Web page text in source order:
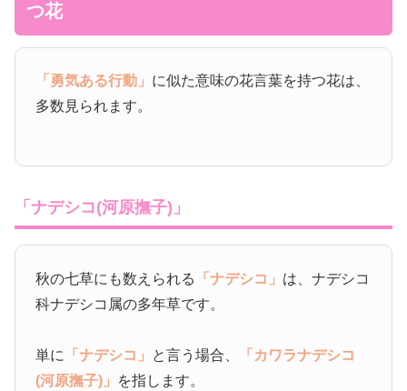
つ花
「勇気ある行動」 に似た意味の花言葉を持つ花は、
多数見られます。
「ナデシコ(河原撫子)」
秋の七草にも数えられる 「ナデシコ」 は、ナデシコ
科ナデシコ属の多年草です。
単に 「ナデシコ」 と言う場合、
「カワラナデシコ
(河原撫子)」 を指します。